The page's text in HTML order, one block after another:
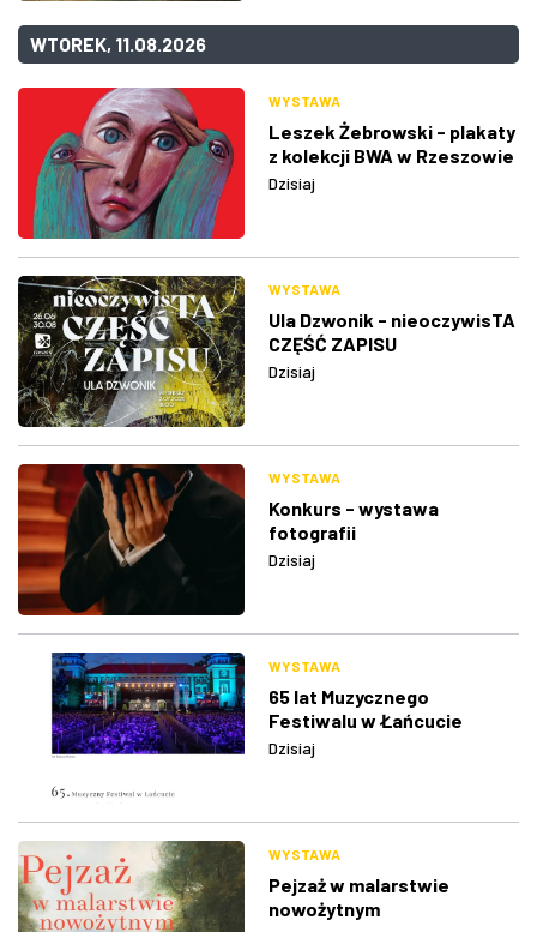
WTOREK, 11.08.2026
WYSTAWA
Leszek Żebrowski - plakaty
z kolekcji BWA w Rzeszowie
Dzisiaj
WYSTAWA
Ula Dzwonik - nieoczywisTA
CZĘŚĆ ZAPISU
Dzisiaj
WYSTAWA
Konkurs - wystawa
fotografii
Dzisiaj
WYSTAWA
65 lat Muzycznego
Festiwalu w Łańcucie
Dzisiaj
WYSTAWA
Pejzaż w malarstwie
nowożytnym